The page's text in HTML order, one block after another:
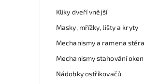
Kliky dveří vnější
Masky, mřížky, lišty a kryty
Mechanismy a ramena
Mechanismy stahování oken
Nádobky ostřikovačů